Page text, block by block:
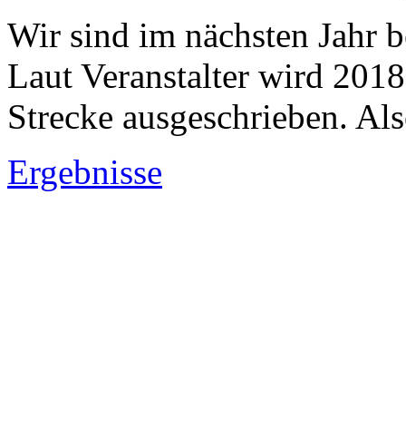
Wir sind im nächsten Jahr
Laut Veranstalter wird
Strecke ausgeschrieben.
Ergebnisse